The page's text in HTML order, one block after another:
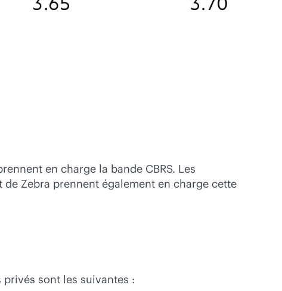
en charge la bande CBRS. Les
Zebra prennent également en charge cette
sont les suivantes :